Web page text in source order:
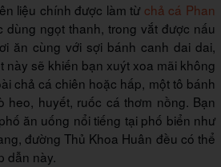
liệu chính được làm từ chả cá Phan
dùng ngọt thanh, trong vắt được nấu
ăn cùng với sợi bánh canh dai dai,
này sẽ khiến bạn xuýt xoa mãi không
chả cá chiên hoặc hấp, một tô bánh
heo, huyết, ruốc cá thơm nồng. Bạn
ăn uống nổi tiếng tại phố biển như
đường Thủ Khoa Huân đều có thể
dẫn này.